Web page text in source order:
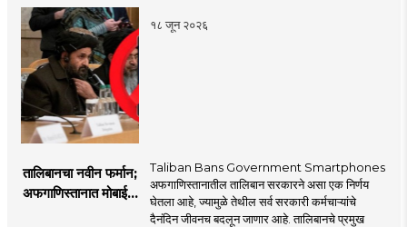
१८ जून २०२६
तालिबानचा नवीन फर्मान;
अफगाणिस्तानात मोबाईल
Taliban Bans Government Smartphones
अफगाणिस्तानातील तालिबान सरकारने असा एक निर्णय
घेतला आहे, ज्यामुळे तेथील सर्व सरकारी कर्मचाऱ्यांचे
दैनंदिन जीवनच बदलून जाणार आहे. तालिबानचे प्रमुख